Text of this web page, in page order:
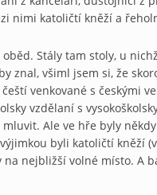
nimi katoličtí kněží a
Stály tam stoly, u
znal, všiml jsem si, že
venkované s českými
vzdělaní s
Ale ve hře byly
byli katoličtí kněží
nejbližší volné místo. A